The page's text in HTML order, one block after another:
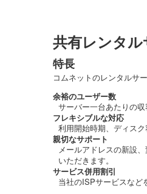
共有レンタ
特長
コムネットのレンタルサ
余裕のユーザー数
サーバー一台あたりの
フレキシブルな対応
利用開始時期、ディス
親切なサポート
メールアドレスの新設
いただきます。
サービス併用割引
当社のISPサービスなど